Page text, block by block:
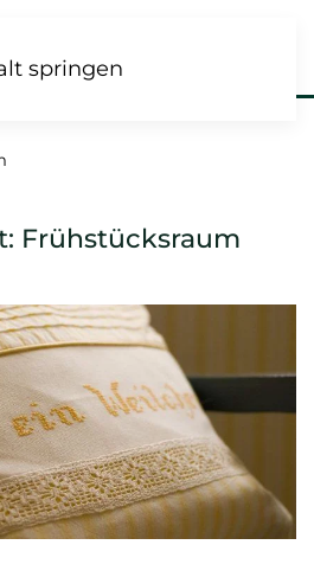
springen
Frühstücksraum